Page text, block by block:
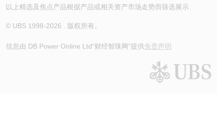
以上精选及焦点产品根据产品或相关资产市场走势而筛选展示
© UBS 1998-2026 . 版权所有。
信息由 DB Power Online Ltd“财经智珠网”提供免责声明